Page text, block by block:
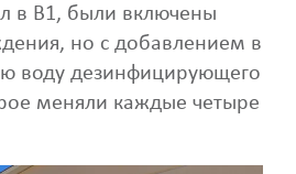
в B1, были включены
но с добавлением в
воду дезинфицирующего
меняли каждые четыре